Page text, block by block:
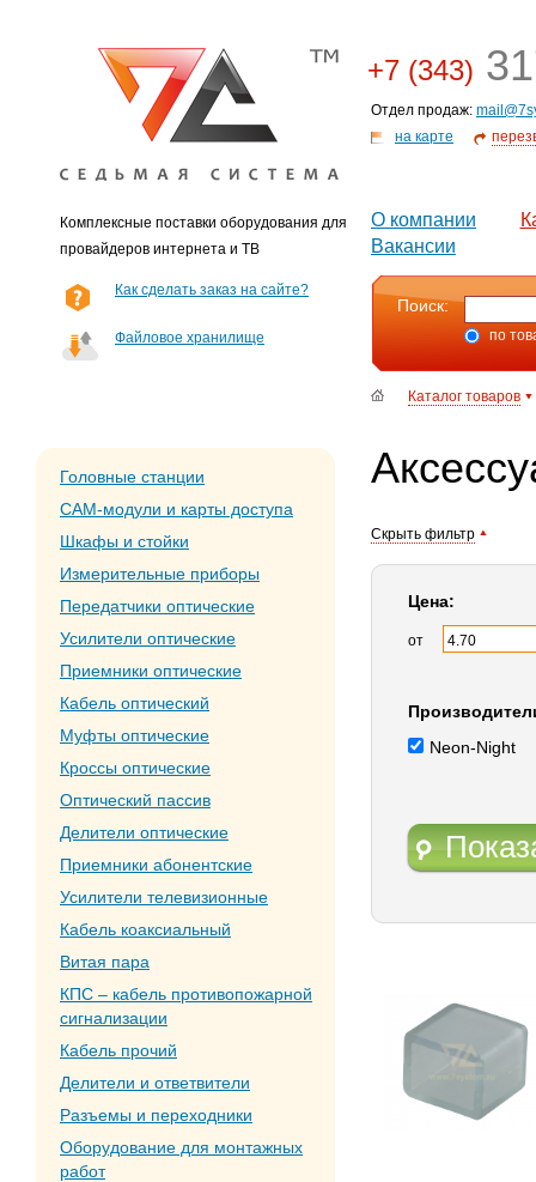
Комплексные поставки оборудования для
провайдеров интернета и ТВ
+7 (343)
Отдел продаж:
на карте
О компании
Вакансии
Как сделать заказ на сайте?
Файловое хранилище
Поиск:
по
Каталог товаров
Головные станции
CAM-модули и карты доступа
Шкафы и стойки
Измерительные приборы
Передатчики оптические
Усилители оптические
Приемники оптические
Кабель оптический
Муфты оптические
Кроссы оптические
Оптический пассив
Делители оптические
Приемники абонентские
Усилители телевизионные
Кабель коаксиальный
Витая пара
КПС – кабель противопожарной
сигнализации
Кабель прочий
Делители и ответвители
Разъемы и переходники
Оборудование для монтажных
работ
Скрыть фильтр
Цена:
от
Neon-Night